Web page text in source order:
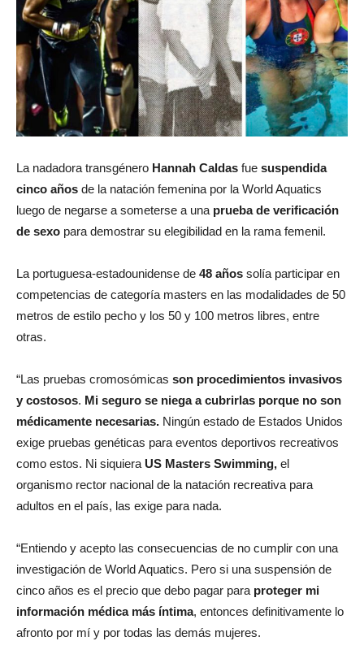
La nadadora transgénero Hannah Caldas fue suspendida
cinco años de la natación femenina por la World Aquatics
luego de negarse a someterse a una prueba de verificación
de sexo para demostrar su elegibilidad en la rama femenil.
La portuguesa-estadounidense de 48 años solía participar en
competencias de categoría masters en las modalidades de 50
metros de estilo pecho y los 50 y 100 metros libres, entre
otras.
“Las pruebas cromosómicas son procedimientos invasivos
y costosos. Mi seguro se niega a cubrirlas porque no son
médicamente necesarias. Ningún estado de Estados Unidos
exige pruebas genéticas para eventos deportivos recreativos
como estos. Ni siquiera US Masters Swimming, el
organismo rector nacional de la natación recreativa para
adultos en el país, las exige para nada.
“Entiendo y acepto las consecuencias de no cumplir con una
investigación de World Aquatics. Pero si una suspensión de
cinco años es el precio que debo pagar para proteger mi
información médica más íntima, entonces definitivamente lo
afronto por mí y por todas las demás mujeres.